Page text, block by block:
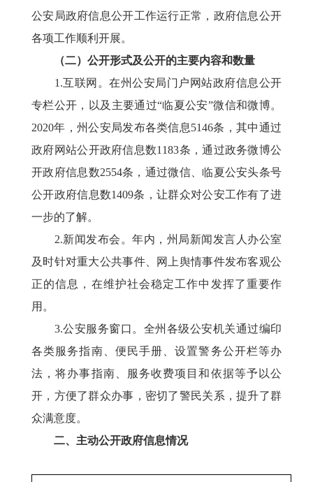
公安局政府信息公开工作运行正常，政府信息公开
各项工作顺利开展。
（二）公开形式及公开的主要内容和数量
1.互联网。在州公安局门户网站政府信息公开
专栏公开，以及主要通过“临夏公安”微信和微博。
2020年，州公安局发布各类信息5146条，其中通过
政府网站公开政府信息数1183条，通过政务微博公
开政府信息数2554条，通过微信、临夏公安头条号
公开政府信息数1409条，让群众对公安工作有了进
一步的了解。
2.新闻发布会。年内，州局新闻发言人办公室
及时针对重大公共事件、网上舆情事件发布客观公
正的信息，在维护社会稳定工作中发挥了重要作
用。
3.公安服务窗口。全州各级公安机关通过编印
各类服务指南、便民手册、设置警务公开栏等办
法，将办事指南、服务收费项目和依据等予以公
开，方便了群众办事，密切了警民关系，提升了群
众满意度。
二、主动公开政府信息情况